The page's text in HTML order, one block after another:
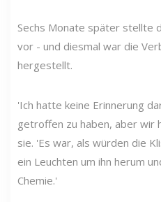
Sechs Monate später stellte
vor - und diesmal war die
hergestellt.
'Ich hatte keine Erinnerung
getroffen zu haben, aber wir
sie. 'Es war, als würden die
ein Leuchten um ihn herum
Chemie.'